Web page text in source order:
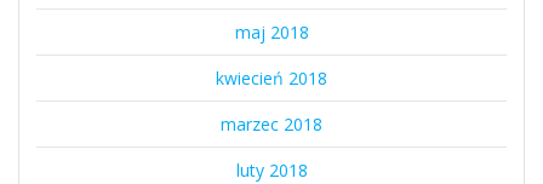
maj 2018
kwiecień 2018
marzec 2018
luty 2018